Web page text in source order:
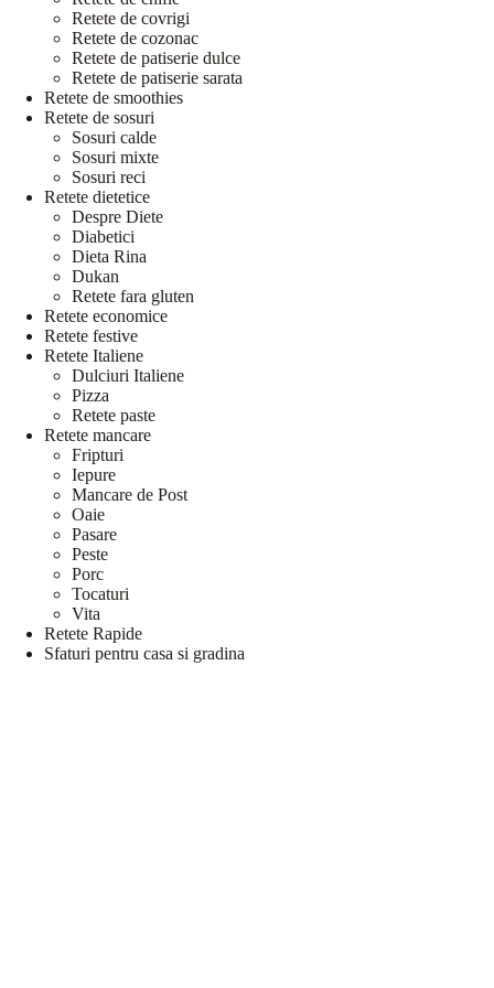
Retete de covrigi
Retete de cozonac
Retete de patiserie dulce
Retete de patiserie sarata
Retete de smoothies
Retete de sosuri
Sosuri calde
Sosuri mixte
Sosuri reci
Retete dietetice
Despre Diete
Diabetici
Dieta Rina
Dukan
Retete fara gluten
Retete economice
Retete festive
Retete Italiene
Dulciuri Italiene
Pizza
Retete paste
Retete mancare
Fripturi
Iepure
Mancare de Post
Oaie
Pasare
Peste
Porc
Tocaturi
Vita
Retete Rapide
Sfaturi pentru casa si gradina